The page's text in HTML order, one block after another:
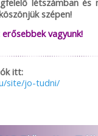
létszámban és
szépen!
vagyunk!
itt:
site/jo-tudni/